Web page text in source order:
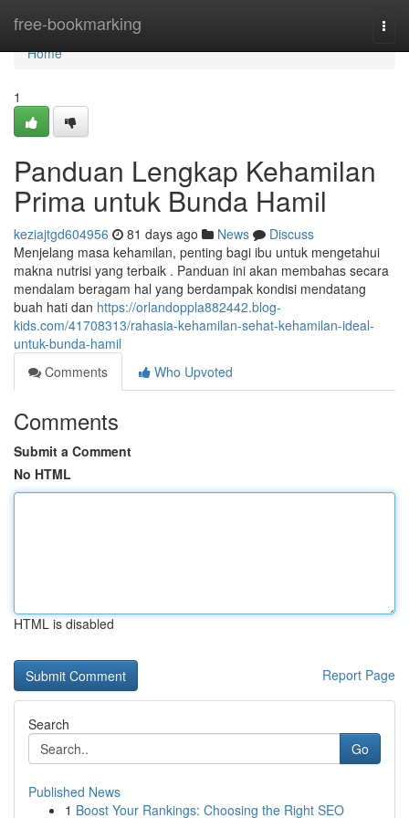
free-bookmarking
Home
Home
1
Panduan Lengkap Kehamilan
Prima untuk Bunda Hamil
keziajtgd604956 81 days ago News
Discuss
Menjelang masa kehamilan, penting bagi ibu untuk mengetahui
makna nutrisi yang terbaik . Panduan ini akan membahas secara
mendalam beragam hal yang berdampak kondisi mendatang
buah hati dan https://orlandoppla882442.blog-
kids.com/41708313/rahasia-kehamilan-sehat-kehamilan-ideal-
untuk-bunda-hamil
Comments
Who Upvoted
Comments
Submit a Comment
No HTML
HTML is disabled
Report Page
Search
Go
Published News
1 Boost Your Rankings: Choosing the Right SEO